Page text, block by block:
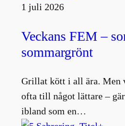
1 juli 2026
Veckans FEM –
sommargrönt
Grillat kött i all ära. Men
ofta till något lättare –
ibland som en…